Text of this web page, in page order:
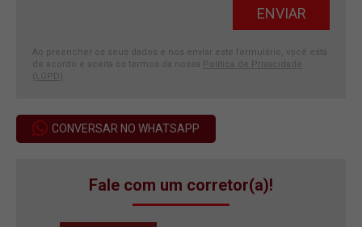
Ao preencher os seus dados e nos enviar este formulário, você está
de acordo e aceita os termos da nossa Política de Privacidade
(LGPD)
CONVERSAR NO WHATSAPP
Fale com um corretor(a)!